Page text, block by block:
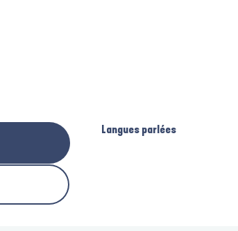
Langues parlées
Langues parlées